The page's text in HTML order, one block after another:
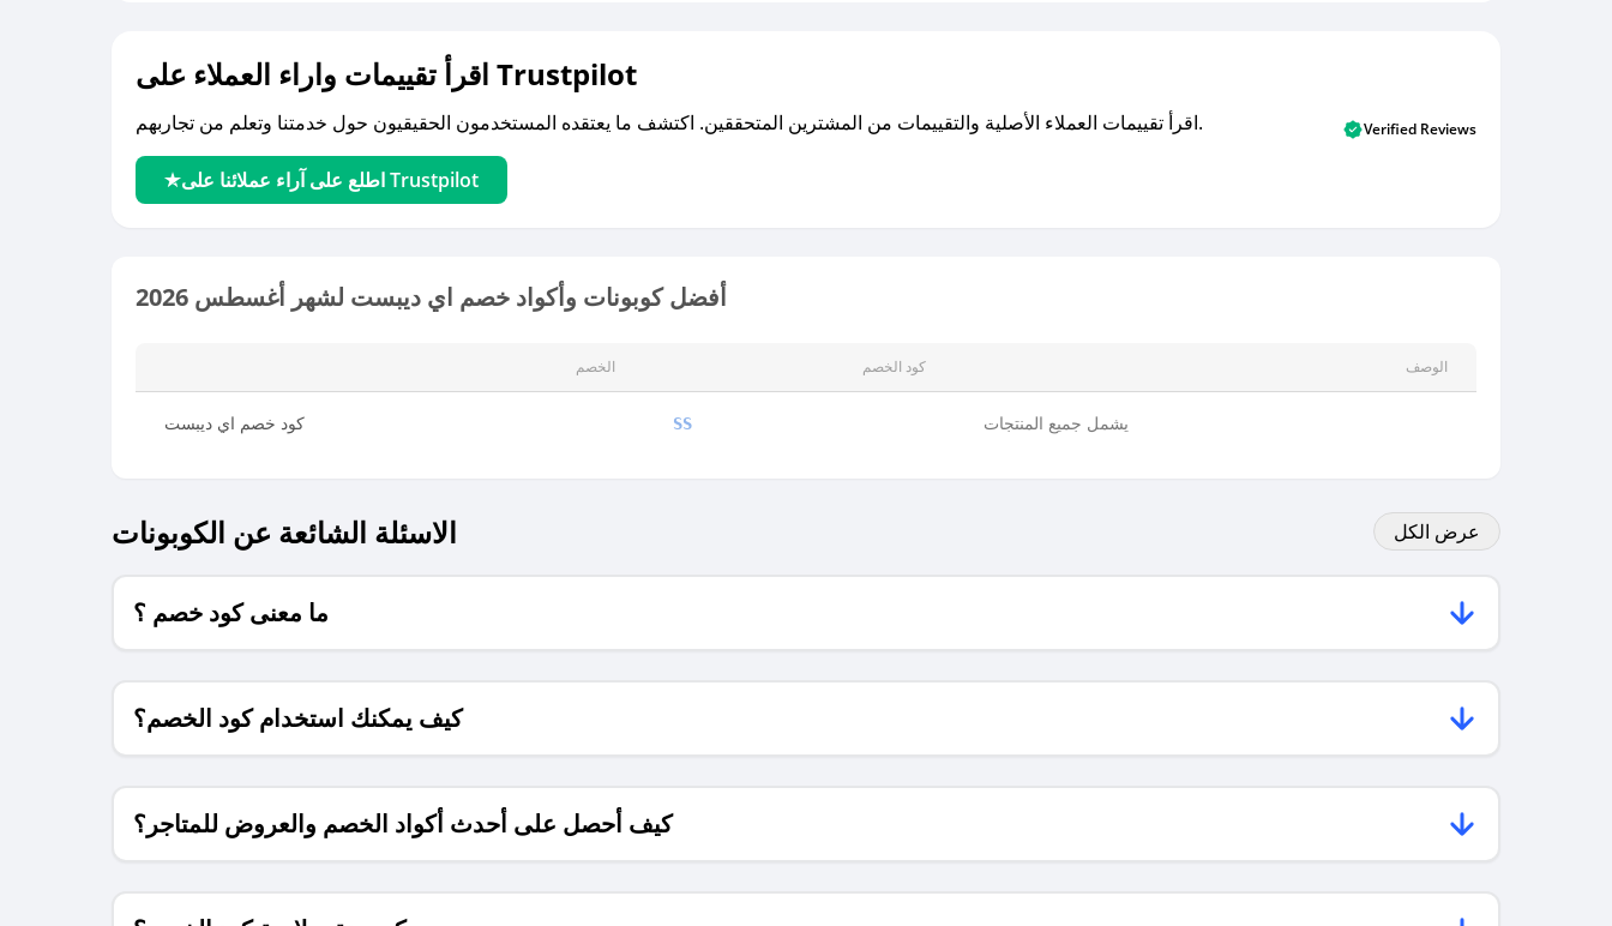
اقرأ تقييمات واراء العملاء على Trustpilot
اقرأ تقييمات العملاء الأصلية والتقييمات من المشترين المتحققين. اكتشف ما يعتقده المستخدمون الحقيقيون حول خدمتنا وتعلم من تجاربهم.
اطلع على آراء عملائنا على Trustpilot
Verified Reviews
أفضل كوبونات وأكواد خصم اي ديبست لشهر أغسطس 2026
الخصم كود الخصم الوصف
كود خصم اي ديبست SS يشمل جميع المنتجات
الاسئلة الشائعة عن الكوبونات عرض الكل
ما معنى كود خصم ؟
كيف يمكنك استخدام كود الخصم؟
كيف أحصل على أحدث أكواد الخصم والعروض للمتاجر؟